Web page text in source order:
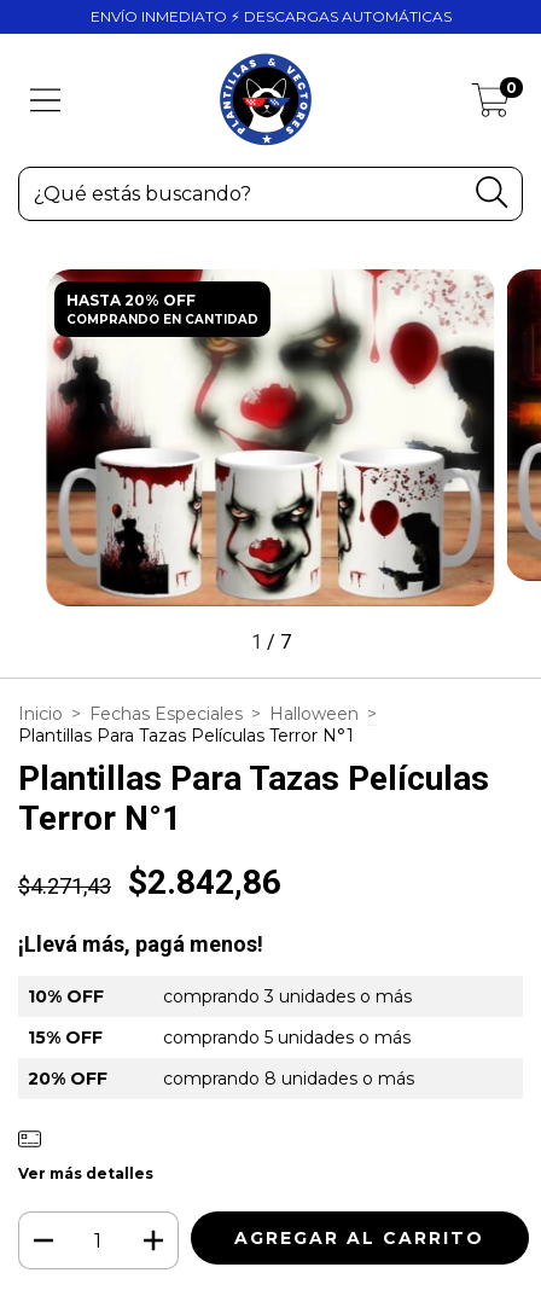
ENVÍO INMEDIATO ⚡ DESCARGAS AUTOMÁTICAS
0
HASTA 20% OFF
COMPRANDO EN CANTIDAD
1 / 7
Inicio > Fechas Especiales > Halloween >
Plantillas Para Tazas Películas Terror N°1
Plantillas Para Tazas Películas
Terror N°1
$4.271,43 $2.842,86
¡Llevá más, pagá menos!
10% OFF
comprando 3 unidades o más
15% OFF
comprando 5 unidades o más
20% OFF
comprando 8 unidades o más
Ver más detalles